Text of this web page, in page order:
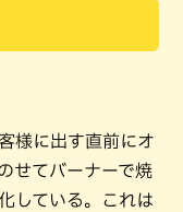
様に出す直前にオ
せてバーナーで焼
している。これは